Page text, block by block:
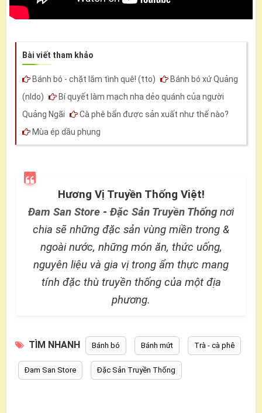
Bài viết tham khảo
Bánh bó - chặt lắm tình quê! (tto)
Bánh bó xứ Quảng
(nldo)
Bí quyết làm mạch nha dẻo quánh của người
Quảng Ngãi
Cà phê bẩn được sản xuất như thế nào?
Mùa ép dầu phụng
Hương Vị Truyền Thống Việt!
Đam San Store - Đặc Sản Truyền Thống nơi
chia sẽ những đặc sản vùng miền trong &
ngoài nước, những món ăn, thức uống,
nguyên liệu và gia vị trong ẩm thực mang
tính đặc thù truyền thống của một địa
phương.
TÌM NHANH Bánh bó Bánh mứt Trà - cà phê
Đam San Store Đặc Sản Truyền Thống